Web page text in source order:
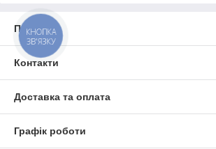
Про нас
Контакти
Доставка та оплата
Графік роботи
КНОПКА
ЗВ'ЯЗКУ